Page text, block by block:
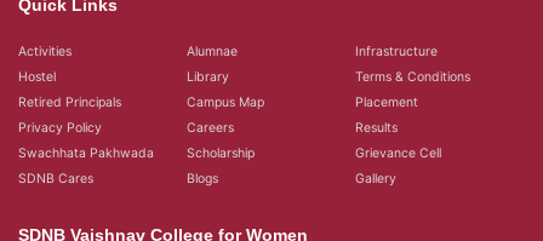
Quick Links
Activities Alumnae
Infrastructure
Hostel
Library
Terms & Conditions
Retired Principals
Campus Map
Placement
Privacy Policy
Careers
Results
Swachhata Pakhwada
Scholarship
Grievance Cell
SDNB Cares
Blogs Gallery
SDNB Vaishnav College for Women